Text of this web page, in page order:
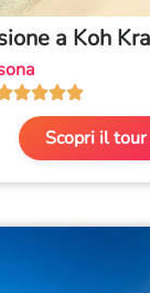
a Koh

Scopri il tour